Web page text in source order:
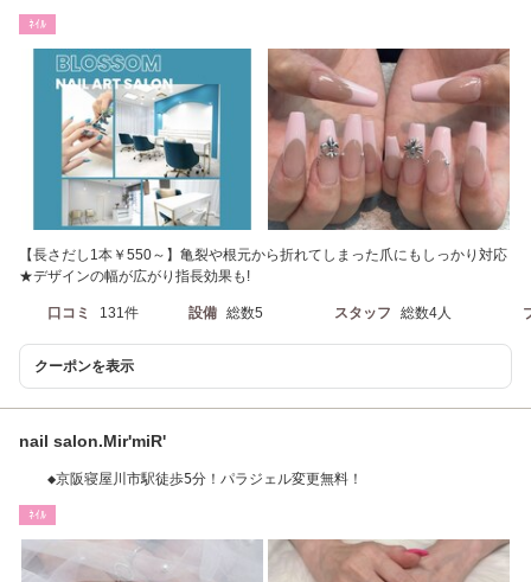
ﾈｲﾙ
【長さだし1本￥550～】亀裂や根元から折れてしまった爪にもしっかり対応
★デザインの幅が広がり指長効果も!
口コミ 131件 設備 総数5 スタッフ 総数4人
クーポンを表示
nail salon.Mir'miR'
◆京阪寝屋川市駅徒歩5分！パラジェル変更無料！
ﾈｲﾙ